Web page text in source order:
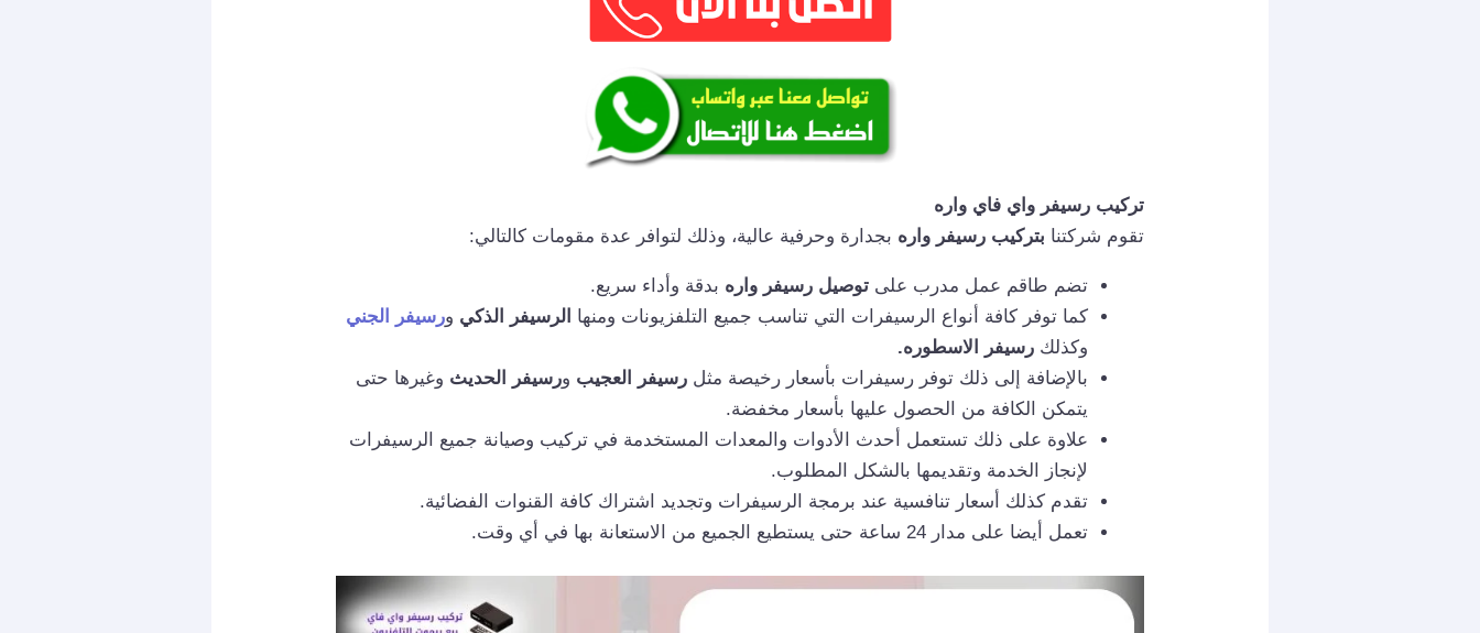
تركيب رسيفر واي فاي واره
تقوم شركتنا بتركيب رسيفر واره بجدارة وحرفية عالية، وذلك لتوافر عدة مقومات كالتالي:
تضم طاقم عمل مدرب علىتوصيل رسيفر واره بدقة وأداء سريع.
كما توفر كافة أنواع الرسيفرات التي تناسب جميع التلفزيونات ومنها الرسيفر الذكي ورسيفر الجني
وكذلكرسيفر الاسطوره.
بالإضافة إلى ذلك توفر رسيفرات بأسعار رخيصة مثلرسيفر العجيب ورسيفر الحديث وغيرها حتى
يتمكن الكافة من الحصول عليها بأسعار مخفضة.
علاوة على ذلك تستعمل أحدث الأدوات والمعدات المستخدمة في تركيب وصيانة جميع الرسيفرات
لإنجاز الخدمة وتقديمها بالشكل المطلوب.
تقدم كذلك أسعار تنافسية عند برمجة الرسيفرات وتجديد اشتراك كافة القنوات الفضائية.
تعمل أيضا على مدار 24 ساعة حتى يستطيع الجميع من الاستعانة بها في أي وقت.